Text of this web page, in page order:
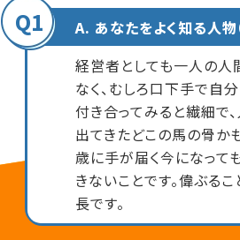
Q1
A. あなたをよく知る人物
経営者としても一人の人
なく、むしろ口下手で自
付き合ってみると繊細で
出てきたどこの馬の骨か
歳に手が届く今になって
きないことです。偉ぶる
長です。